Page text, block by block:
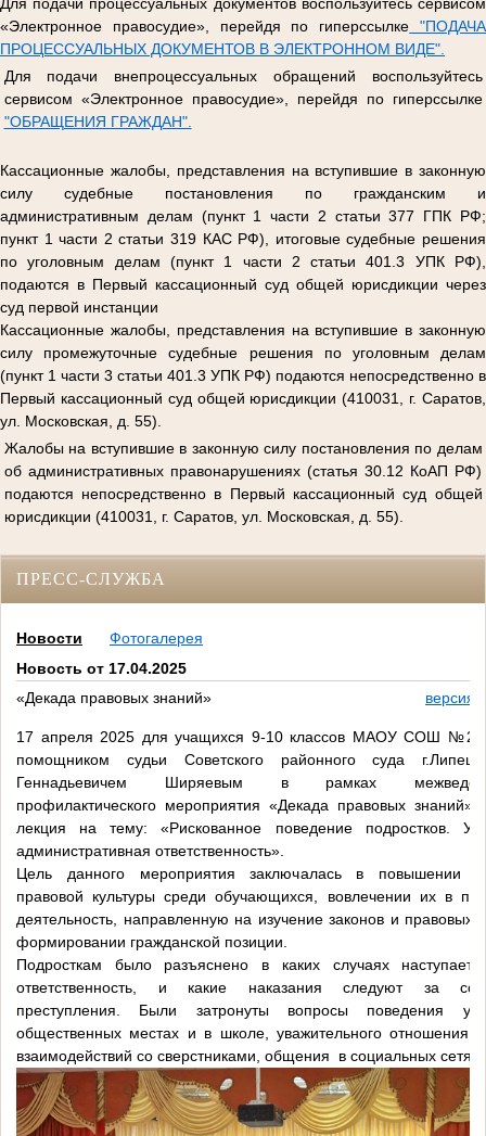
«Электронное правосудие», перейдя по гиперссылке "ПОДАЧА
ПРОЦЕССУАЛЬНЫХ ДОКУМЕНТОВ В ЭЛЕКТРОННОМ ВИДЕ".
Для подачи внепроцессуальных обращений воспользуйтесь
сервисом «Электронное правосудие», перейдя по гиперссылке
"ОБРАЩЕНИЯ ГРАЖДАН".
Кассационные жалобы, представления на вступившие в законную
силу судебные постановления по гражданским и
административным делам (пункт 1 части 2 статьи 377 ГПК РФ;
пункт 1 части 2 статьи 319 КАС РФ), итоговые судебные решения
по уголовным делам (пункт 1 части 2 статьи 401.3 УПК РФ),
подаются в Первый кассационный суд общей юрисдикции через
суд первой инстанции
Кассационные жалобы, представления на вступившие в законную
силу промежуточные судебные решения по уголовным делам
(пункт 1 части 3 статьи 401.3 УПК РФ) подаются непосредственно в
Первый кассационный суд общей юрисдикции (410031, г. Саратов,
ул. Московская, д. 55).
Жалобы на вступившие в законную силу постановления по делам
об административных правонарушениях (статья 30.12 КоАП РФ)
подаются непосредственно в Первый кассационный суд общей
юрисдикции (410031, г. Саратов, ул. Московская, д. 55).
ПРЕСС-СЛУЖБА
Новости
Фотогалерея
Новость от 17.04.2025
«Декада правовых знаний»
версия
17 апреля 2025 для учащихся 9-10 классов МАОУ СОШ №29
помощником судьи Советского районного суда
Геннадьевичем Ширяевым в рамках
профилактического мероприятия «Декада правовых знаний»
лекция на тему: «Рискованное поведение подростков.
административная ответственность».
Цель данного мероприятия заключалась в повышении
правовой культуры среди обучающихся, вовлечении их в
деятельность, направленную на изучение законов и
формировании гражданской позиции.
Подросткам было разъяснено в каких случаях наступает
ответственность, и какие наказания следуют за
преступления. Были затронуты вопросы поведения
общественных местах и в школе, уважительного отношения
взаимодействий со сверстниками, общения в социальных сетях.